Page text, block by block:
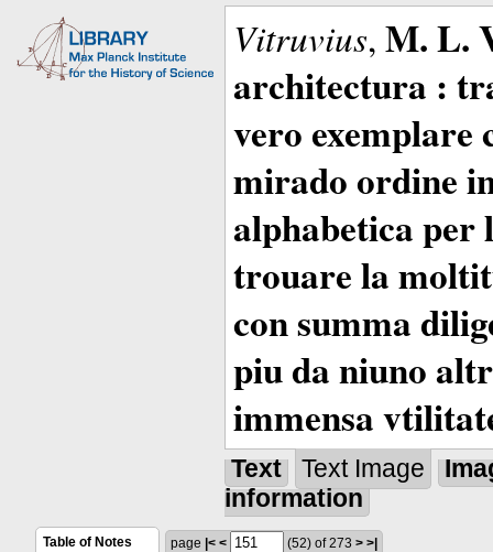
Vitruvius, M. L.
architectura :
vero exemplare
mirado ordine
alphabetica per
trouare la
con summa
piu da niuno
immensa
Text Text Image
information
Table of Notes
page |< < (52) of 273 > >|